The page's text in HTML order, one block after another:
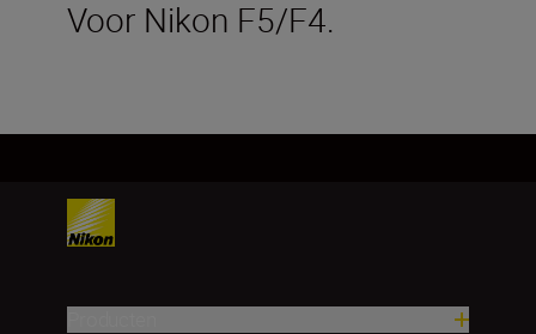
Voor Nikon F5/F4.